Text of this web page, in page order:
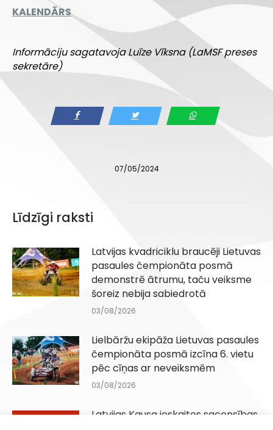
KALENDĀRS
Informāciju sagatavoja Luīze Vīksna (LaMSF preses
sekretāre)
07/05/2024
Līdzīgi raksti
Latvijas kvadriciklu braucēji Lietuvas
pasaules čempionāta posmā
demonstrē ātrumu, taču veiksme
šoreiz nebija sabiedrotā
03/08/2026
Lielbāržu ekipāža Lietuvas pasaules
čempionāta posmā izcīna 6. vietu
pēc cīņas ar neveiksmēm
03/08/2026
Latvijas Kausa ieskaites sacensības